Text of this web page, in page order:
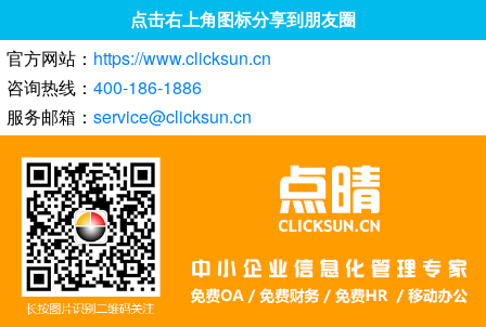
点击右上角图标分享到朋友圈
官方网站： https://www.clicksun.cn
咨询热线： 400-186-1886
服务邮箱： service@clicksun.cn